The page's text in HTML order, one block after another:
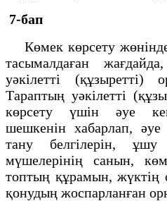
7-бап
Көмек көрсету
тасымалдаған
уәкілетті
Тараптың уәкілетті
көрсету үшін әуе
шешкенін хабарлап,
тану белгілерін,
мүшелерінің санын,
топтың құрамын,
қонудың жоспарланған